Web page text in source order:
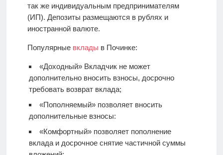
так же индивидуальным предпринимателям
(ИП). Депозиты размещаются в рублях и
иностранной валюте.
Популярные вклады в Починке:
«Доходный» Вкладчик не может
дополнительно вносить взносы, досрочно
требовать возврат вклада;
«Пополняемый» позволяет вносить
дополнительные взносы:
«Комфортный» позволяет пополнение
вклада и досрочное снятие частичной суммы